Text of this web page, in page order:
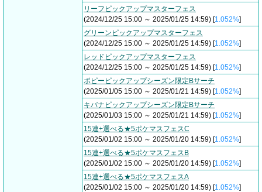
リーフピックアップマスターフェス
(2024/12/25 15:00 ～ 2025/01/25 14:59) [1.052%]
グリーンピックアップマスターフェス
(2024/12/25 15:00 ～ 2025/01/25 14:59) [1.052%]
レッドピックアップマスターフェス
(2024/12/25 15:00 ～ 2025/01/25 14:59) [1.052%]
ポピーピックアップシーズン限定Bサーチ
(2025/01/05 15:00 ～ 2025/01/21 14:59) [1.052%]
キバナピックアップシーズン限定Bサーチ
(2025/01/03 15:00 ～ 2025/01/21 14:59) [1.052%]
15連+選べる★5ポケマスフェスC
(2025/01/02 15:00 ～ 2025/01/20 14:59) [1.052%]
15連+選べる★5ポケマスフェスB
(2025/01/02 15:00 ～ 2025/01/20 14:59) [1.052%]
15連+選べる★5ポケマスフェスA
(2025/01/02 15:00 ～ 2025/01/20 14:59) [1.052%]